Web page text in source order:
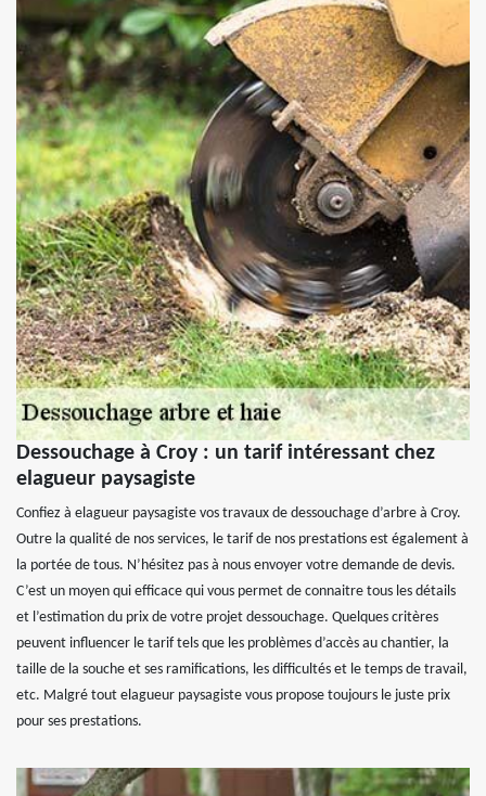
Dessouchage à Croy : un tarif intéressant chez
elagueur paysagiste
Confiez à elagueur paysagiste vos travaux de dessouchage d’arbre à Croy.
Outre la qualité de nos services, le tarif de nos prestations est également à
la portée de tous. N’hésitez pas à nous envoyer votre demande de devis.
C’est un moyen qui efficace qui vous permet de connaitre tous les détails
et l’estimation du prix de votre projet dessouchage. Quelques critères
peuvent influencer le tarif tels que les problèmes d’accès au chantier, la
taille de la souche et ses ramifications, les difficultés et le temps de travail,
etc. Malgré tout elagueur paysagiste vous propose toujours le juste prix
pour ses prestations.